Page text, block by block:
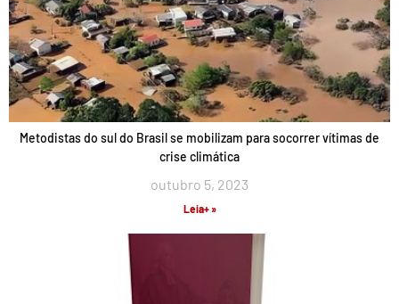
Metodistas do sul do Brasil se mobilizam para socorrer vítimas de
crise climática
outubro 5, 2023
Leia+ »